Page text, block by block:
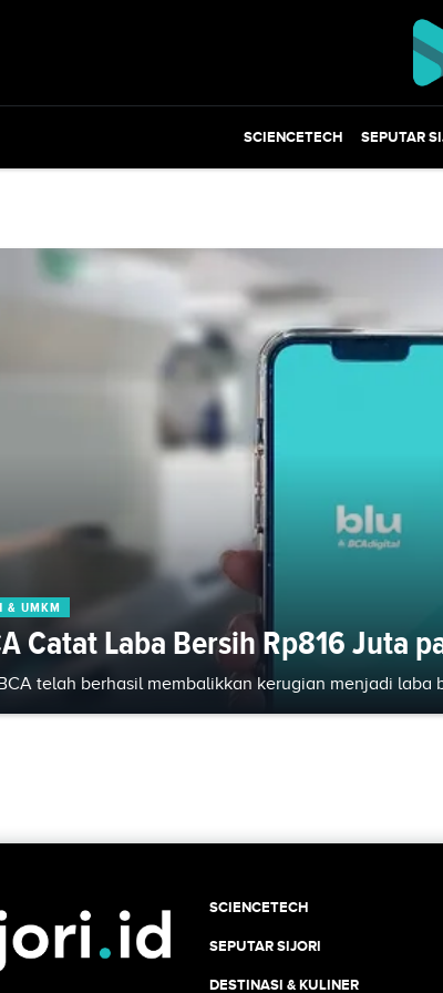
SCIENCETECH SEPUTAR
& UMKM
Catat Laba Bersih Rp816 Juta
telah berhasil membalikkan kerugian menjadi laba
SCIENCETECH
SEPUTAR SIJORI
DESTINASI & KULINER